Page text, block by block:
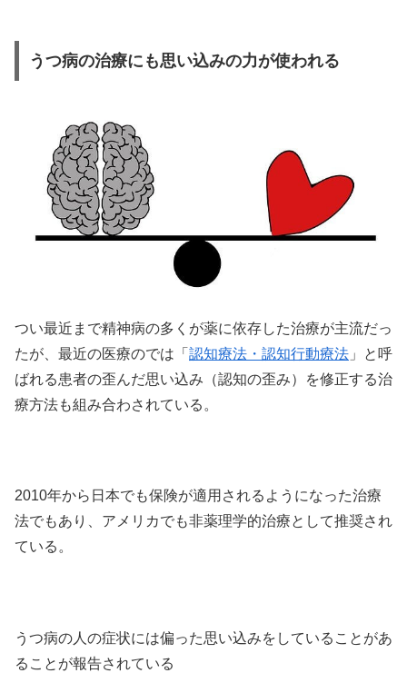
うつ病の治療にも思い込みの力が使われる
つい最近まで精神病の多くが薬に依存した治療が主流だっ
たが、最近の医療のでは「 認知療法・認知行動療法 」と呼
ばれる患者の歪んだ思い込み（認知の歪み）を修正する治
療方法も組み合わされている。
2010年から日本でも保険が適用されるようになった治療
法でもあり、アメリカでも非薬理学的治療として推奨され
ている。
うつ病の人の症状には偏った思い込みをしていることがあ
ることが報告されている